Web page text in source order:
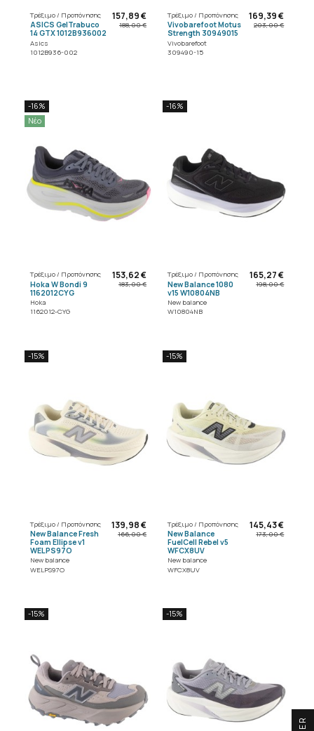
Τρέξιμο / Προπόνησης
ASICS GelTrabuco
14 GTX 1012B936002
Asics
1012B936-002
157,89 €
188,00 €
Τρέξιμο / Προπόνησης
Vivobarefoot Motus
Strength 30949015
Vivobarefoot
309490-15
169,39 €
203,00 €
-16%
Νέο
Τρέξιμο / Προπόνησης
Hoka W Bondi 9
1162012CYG
Hoka
1162012-CYG
153,62 €
183,00 €
-16%
Τρέξιμο / Προπόνησης
New Balance 1080
v15 W10804NB
New balance
W10804NB
165,27 €
198,00 €
-15%
Τρέξιμο / Προπόνησης
New Balance Fresh
Foam Ellipse v1
WELPS97O
New balance
WELPS97O
139,98 €
166,00 €
-15%
Τρέξιμο / Προπόνησης
New Balance
FuelCell Rebel v5
WFCX8UV
New balance
WFCX8UV
145,43 €
173,00 €
-15% -15%